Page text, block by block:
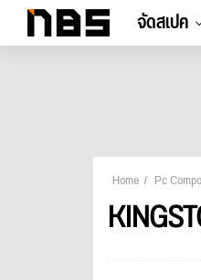
จัดสเปค
Home Pc